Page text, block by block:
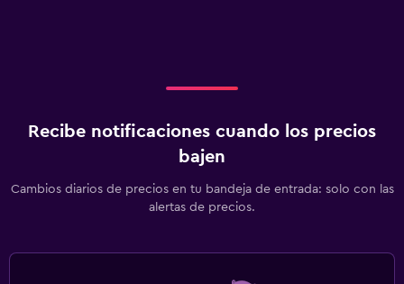
Recibe notificaciones cuando los precios
bajen
Cambios diarios de precios en tu bandeja de entrada: solo con las
alertas de precios.